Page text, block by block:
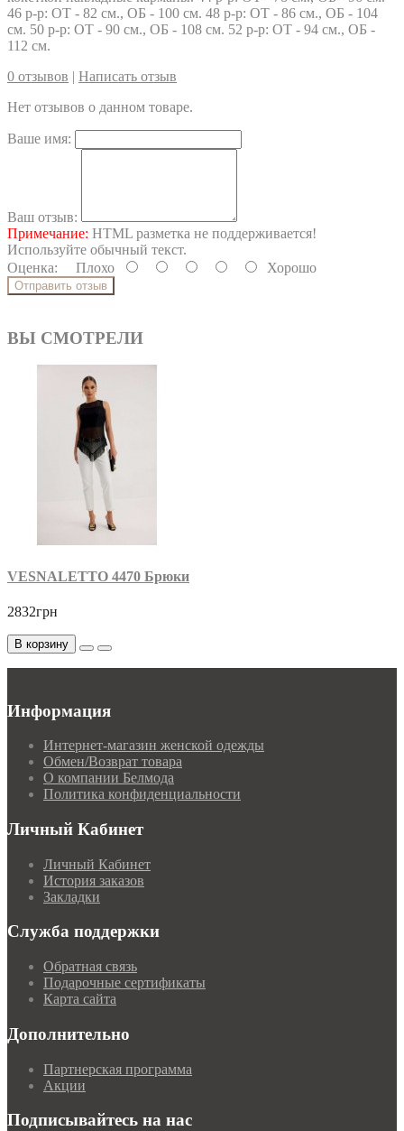
46 р-р: ОТ - 82 см., ОБ - 100 см. 48 р-р: ОТ - 86 см., ОБ - 104
см. 50 р-р: ОТ - 90 см., ОБ - 108 см. 52 р-р: ОТ - 94 см., ОБ -
112 см.
0 отзывов | Написать отзыв
Нет отзывов о данном товаре.
Ваше имя:
Ваш отзыв:
Примечание: HTML разметка не поддерживается!
Используйте обычный текст.
Оценка: Плохо Хорошо
Отправить отзыв
ВЫ СМОТРЕЛИ
VESNALETTO 4470 Брюки
2832грн
В корзину
Информация
Интернет-магазин женской одежды
Обмен/Возврат товара
О компании Белмода
Политика конфиденциальности
Личный Кабинет
Личный Кабинет
История заказов
Закладки
Служба поддержки
Обратная связь
Подарочные сертификаты
Карта сайта
Дополнительно
Партнерская программа
Акции
Подписывайтесь на нас